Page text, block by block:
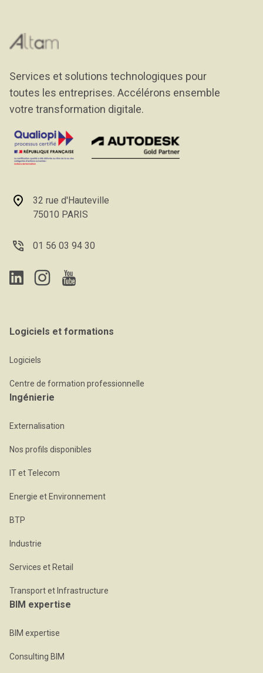
Services et solutions technologiques pour
toutes les entreprises. Accélérons ensemble
votre transformation digitale.
32 rue d'Hauteville
75010 PARIS
01 56 03 94 30
Logiciels et formations
Logiciels
Centre de formation professionnelle
Ingénierie
Externalisation
Nos profils disponibles
IT et Telecom
Energie et Environnement
BTP
Industrie
Services et Retail
Transport et Infrastructure
BIM expertise
BIM expertise
Consulting BIM